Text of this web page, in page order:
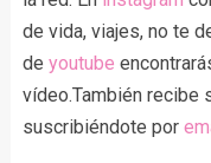
de vida, viajes, no te
de youtube
vídeo.También recibe
suscribiéndote por